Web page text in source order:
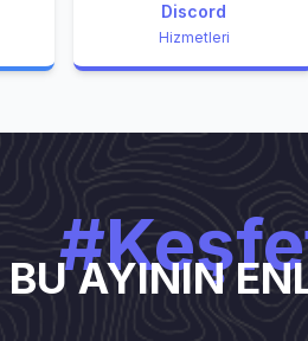
Discord
Hizmetleri
BU AYININ